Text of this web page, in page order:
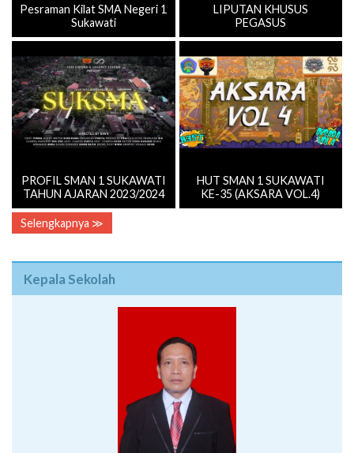
Pesraman Kilat SMA Negeri 1
Sukawati
LIPUTAN KHUSUS
PEGASUS
PROFIL SMAN 1 SUKAWATI
TAHUN AJARAN 2023/2024
HUT SMAN 1 SUKAWATI
KE-35 (AKSARA VOL.4)
Selengkapnya ≫
Kepala Sekolah